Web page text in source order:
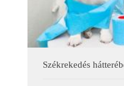
Székrekedés